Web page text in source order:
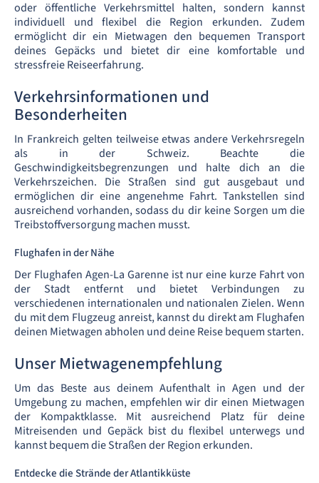
oder öffentliche Verkehrsmittel halten, sondern kannst
individuell und flexibel die Region erkunden. Zudem
ermöglicht dir ein Mietwagen den bequemen Transport
deines Gepäcks und bietet dir eine komfortable und
stressfreie Reiseerfahrung.
Verkehrsinformationen und
Besonderheiten
In Frankreich gelten teilweise etwas andere Verkehrsregeln
als in der Schweiz. Beachte die
Geschwindigkeitsbegrenzungen und halte dich an die
Verkehrszeichen. Die Straßen sind gut ausgebaut und
ermöglichen dir eine angenehme Fahrt. Tankstellen sind
ausreichend vorhanden, sodass du dir keine Sorgen um die
Treibstoffversorgung machen musst.
Flughafen in der Nähe
Der Flughafen Agen-La Garenne ist nur eine kurze Fahrt von
der Stadt entfernt und bietet Verbindungen zu
verschiedenen internationalen und nationalen Zielen. Wenn
du mit dem Flugzeug anreist, kannst du direkt am Flughafen
deinen Mietwagen abholen und deine Reise bequem starten.
Unser Mietwagenempfehlung
Um das Beste aus deinem Aufenthalt in Agen und der
Umgebung zu machen, empfehlen wir dir einen Mietwagen
der Kompaktklasse. Mit ausreichend Platz für deine
Mitreisenden und Gepäck bist du flexibel unterwegs und
kannst bequem die Straßen der Region erkunden.
Entdecke die Strände der Atlantikküste